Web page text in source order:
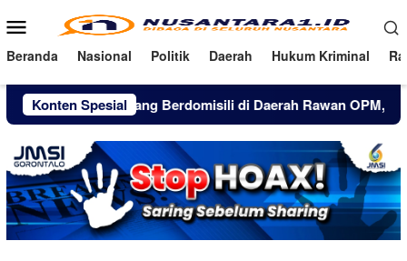
ke
konten
Menu
Mobile
Beranda Nasional Politik Daerah Hukum Kriminal
Konten Spesial
Warga yang Berdomisili di Daerah Rawan OPM, Tengah